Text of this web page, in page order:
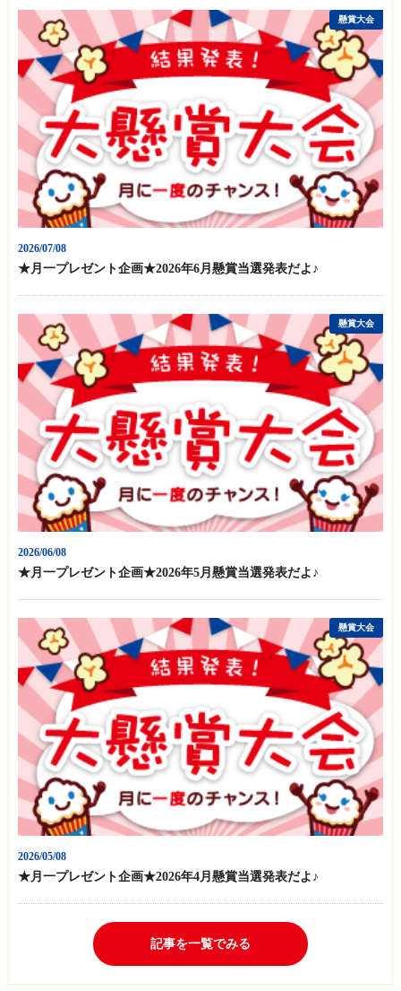
2026/07/08
★月一プレゼント企画★2026年6月懸賞当選発表だよ♪
懸賞大会
2026/06/08
★月一プレゼント企画★2026年5月懸賞当選発表だよ♪
懸賞大会
2026/05/08
★月一プレゼント企画★2026年4月懸賞当選発表だよ♪
懸賞大会
記事を一覧でみる